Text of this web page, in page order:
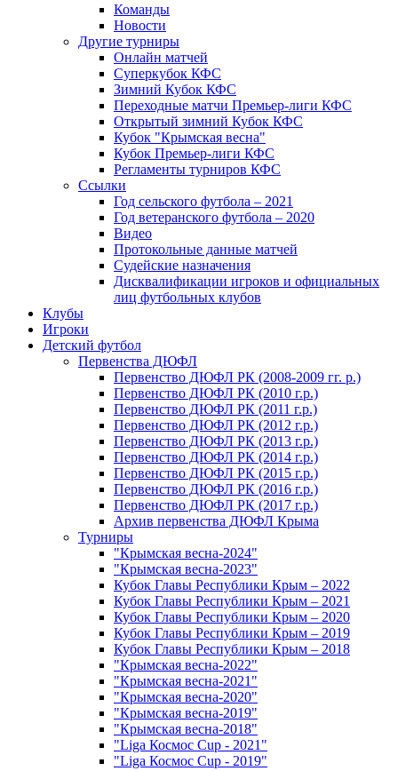
Команды
Новости
Другие турниры
Онлайн матчей
Суперкубок КФС
Зимний Кубок КФС
Переходные матчи Премьер-лиги КФС
Открытый зимний Кубок КФС
Кубок "Крымская весна"
Кубок Премьер-лиги КФС
Регламенты турниров КФС
Ссылки
Год сельского футбола – 2021
Год ветеранского футбола – 2020
Видео
Протокольные данные матчей
Судейские назначения
Дисквалификации игроков и официальных
лиц футбольных клубов
Клубы
Игроки
Детский футбол
Первенства ДЮФЛ
Первенство ДЮФЛ РК (2008-2009 гг. р.)
Первенство ДЮФЛ РК (2010 г.р.)
Первенство ДЮФЛ РК (2011 г.р.)
Первенство ДЮФЛ РК (2012 г.р.)
Первенство ДЮФЛ РК (2013 г.р.)
Первенство ДЮФЛ РК (2014 г.р.)
Первенство ДЮФЛ РК (2015 г.р.)
Первенство ДЮФЛ РК (2016 г.р.)
Первенство ДЮФЛ РК (2017 г.р.)
Архив первенства ДЮФЛ Крыма
Турниры
"Крымская весна-2024"
"Крымская весна-2023"
Кубок Главы Республики Крым – 2022
Кубок Главы Республики Крым – 2021
Кубок Главы Республики Крым – 2020
Кубок Главы Республики Крым – 2019
Кубок Главы Республики Крым – 2018
"Крымская весна-2022"
"Крымская весна-2021"
"Крымская весна-2020"
"Крымская весна-2019"
"Крымская весна-2018"
"Liga Космос Cup - 2021"
"Liga Космос Cup - 2019"